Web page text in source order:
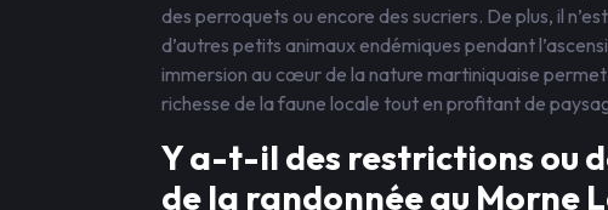
des perroquets ou encore des sucriers. De plus, il
d’autres petits animaux endémiques pendant
immersion au cœur de la nature martiniquaise
richesse de la faune locale tout en profitant de
Y a-t-il des restrictions ou
de la randonnée au Morne